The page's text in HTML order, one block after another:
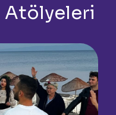
Atölyeleri